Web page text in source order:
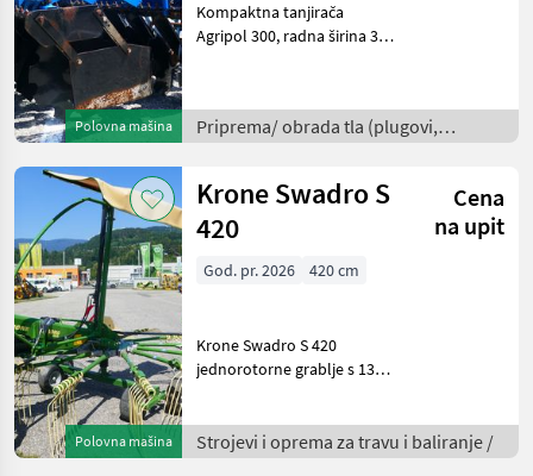
Polovna mašina
Kompaktna tanjirača
Agripol 300, radna širina 3
valjak, 2 bočne ploče,
mehaničko podešavanje
Priprema/ obrada tla (plugovi,
kultivatori, tanjurače i dr.) /
Polovna mašina
Krone Swadro S
420
Cena
na upit
God. pr. 2026 420 cm
Krone Swadro S 420
jednorotorne grablje s 13
osovina, prednji omjerni
kotač, okretni okvir s
Strojevi i oprema za travu i baliranje /